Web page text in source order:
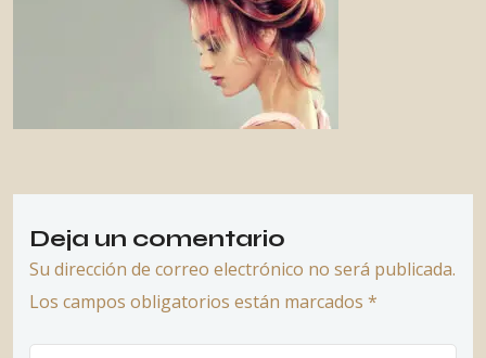
Deja un comentario
Su dirección de correo electrónico no será publicada.
Los campos obligatorios están marcados *